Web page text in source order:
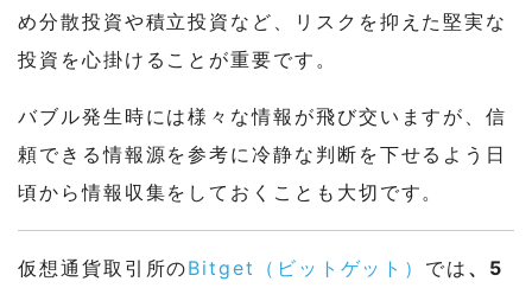
め分散投資や積立投資など、リスクを抑えた堅実な
投資を心掛けることが重要です。
バブル発生時には様々な情報が飛び交いますが、信
頼できる情報源を参考に冷静な判断を下せるよう日
頃から情報収集をしておくことも大切です。
仮想通貨取引所のBitget（ビットゲット） では 、5